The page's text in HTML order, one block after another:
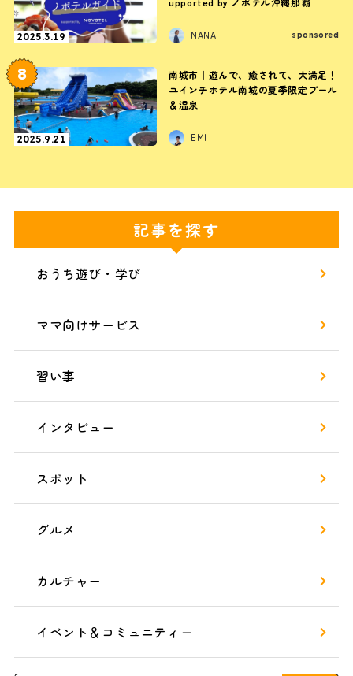
2025.3.19 NANA sponsored
8
2025.9.21
南城市｜遊んで、癒されて、大満足！
ユインチホテル南城の夏季限定プール
＆温泉
EMI
記事を探す
おうち遊び・学び
ママ向けサービス
習い事
インタビュー
スポット
グルメ
カルチャー
イベント＆コミュニティー